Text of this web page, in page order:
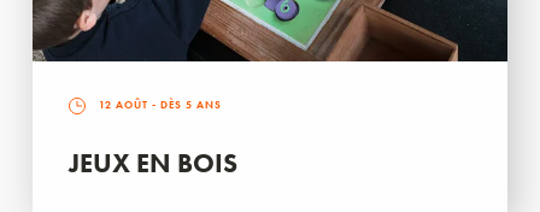
12 AOÛT - DÈS 5 ANS
JEUX EN BOIS